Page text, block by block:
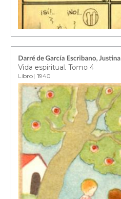
Darré de García Escribano, Justina
Vida espiritual. Tomo 4
Libro | 1940